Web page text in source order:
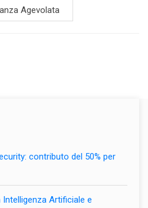
Agevolata
contributo del 50% per
Artificiale e